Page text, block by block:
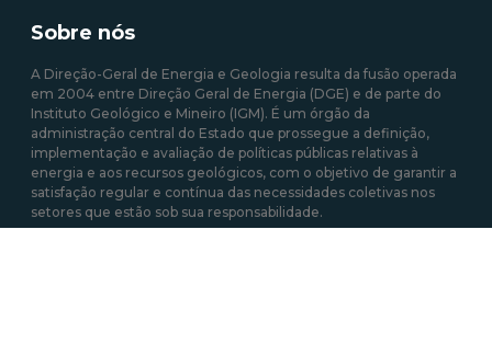
Sobre nós
A Direção-Geral de Energia e Geologia resulta da fusão operada
em 2004 entre Direção Geral de Energia (DGE) e de parte do
Instituto Geológico e Mineiro (IGM). É um órgão da
administração central do Estado que prossegue a definição,
implementação e avaliação de políticas públicas relativas à
energia e aos recursos geológicos, com o objetivo de garantir a
satisfação regular e contínua das necessidades coletivas nos
setores que estão sob sua responsabilidade.